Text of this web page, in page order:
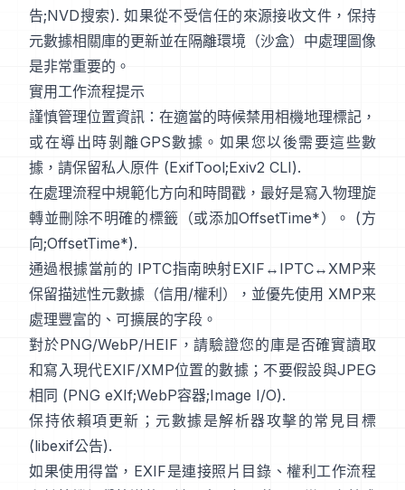
告;NVD搜索). 如果從不受信任的來源接收文件，保持
元數據相關庫的更新並在隔離環境（沙盒）中處理圖像
是非常重要的。
實用工作流程提示
謹慎管理位置資訊：在適當的時候禁用相機地理標記，
或在導出時剝離GPS數據。如果您以後需要這些數
據，請保留私人原件 (ExifTool;Exiv2 CLI).
在處理流程中規範化方向和時間戳，最好是寫入物理旋
轉並刪除不明確的標籤（或添加OffsetTime*）。 (方
向;OffsetTime*).
通過根據當前的 IPTC指南映射EXIF↔IPTC↔XMP来
保留描述性元數據（信用/權利），並優先使用 XMP来
處理豐富的、可擴展的字段。
對於PNG/WebP/HEIF，請驗證您的庫是否確實讀取
和寫入現代EXIF/XMP位置的數據；不要假設與JPEG
相同 (PNG eXIf;WebP容器;Image I/O).
保持依賴項更新；元數據是解析器攻擊的常見目標
(libexif公告).
如果使用得當，EXIF是連接照片目錄、權利工作流程